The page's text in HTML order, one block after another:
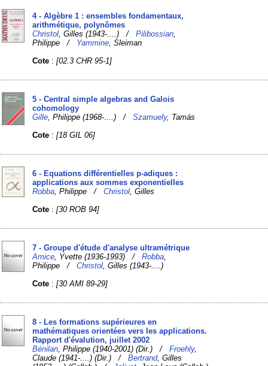
4 - Algèbre 1 : ensembles fondamentaux,
arithmétique, polynômes
Christol , Gilles (1943-....) /Pilibossian
Philippe / Yammine , Sleiman
Cote :[02.3 CHR 95-1]
5 - Central simple algebras and Galois
cohomology
Gille , Philippe (1968-....) /Szamuely, Tamás
Cote :[18 GIL 06]
6 - Equations différentielles p-adiques :
applications aux sommes exponentielles
Robba , Philippe /Christol , Gilles
Cote :[30 ROB 94]
7 - Groupe d'étude d'analyse ultramétrique
Amice , Yvette (1936-1993) /Robba
Philippe /Christol , Gilles (1943-....)
Cote :[30 AMI 89-29]
8 - Les formations supérieures en
mathématiques orientées vers les applications.
Rapport d'évalution, juillet 2002
Bénilan , Philippe (1940-2001) (Dir.) /Froehly,
Claude (1941-....) (Dir.) /Bertrand, Gilles